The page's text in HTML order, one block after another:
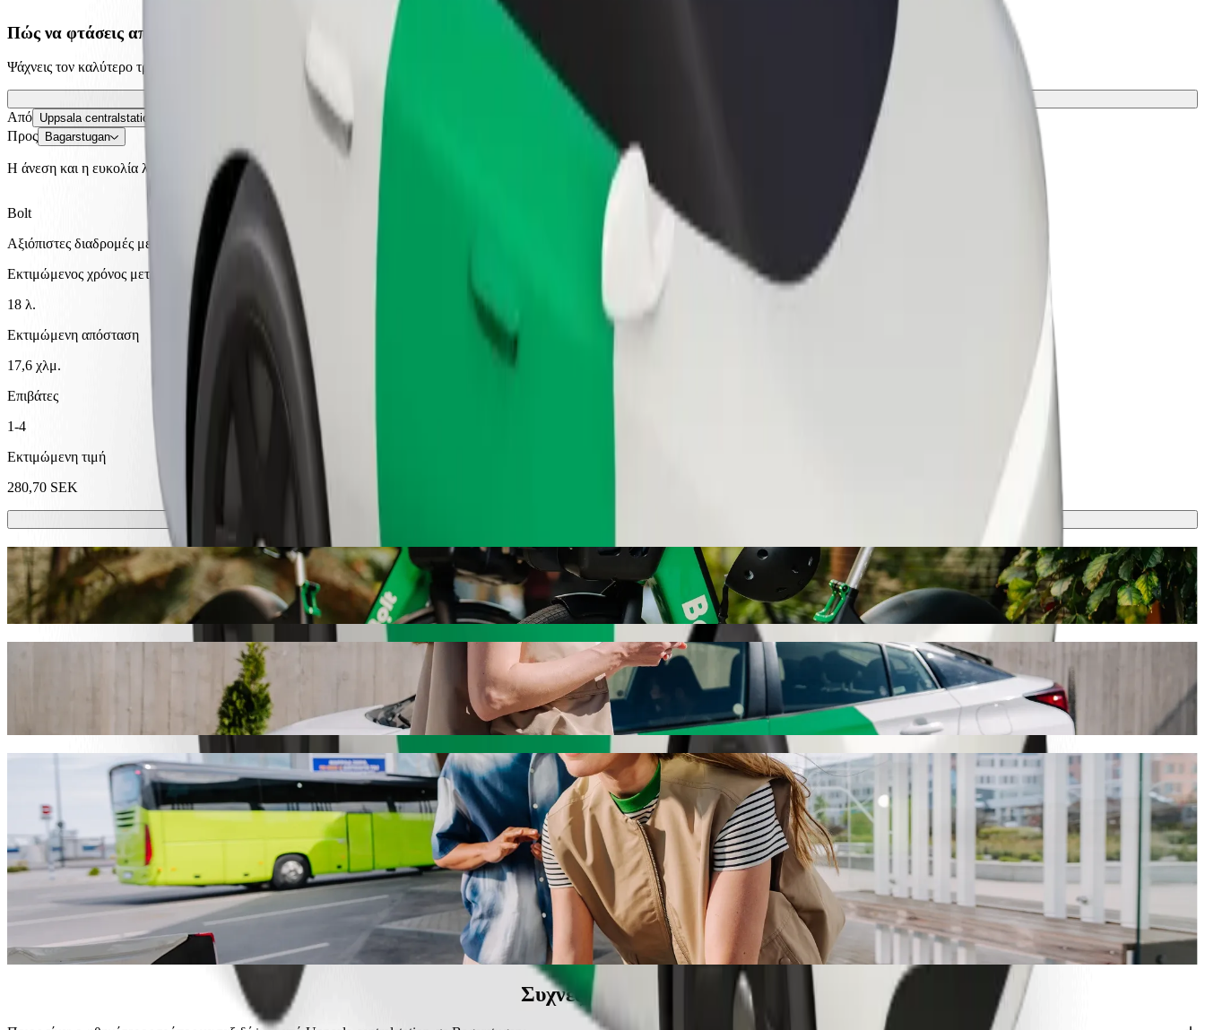
Πώς να φτάσεις από Uppsala centralstation σε Bagarstugan
Ψάχνεις τον καλύτερο τρόπο να φτάσεις από Uppsala centralstation σε Bagarstugan; Εξερεύνησε τις υπηρεσίες μας και βρες την ιδανική για το ταξίδι σου.
Αποκτήστε την εφαρμογή
Από Uppsala centralstation
Προς Bagarstugan
Η άνεση και η ευκολία λίγα κλικ μακριά!
Bolt
Αξιόπιστες διαδρομές με καθημερινά αυτοκίνητα μεσαίου μεγέθους.
Εκτιμώμενος χρόνος μετακίνησης
18 λ.
Εκτιμώμενη απόσταση
17,6 χλμ.
Επιβάτες
1-4
Εκτιμώμενη τιμή
280,70 SEK
Σκούτερ ή ηλεκτρικά ποδήλατα
Μετακινήσου στην Uppsala με Scooters ή E-bikes
Κατέβασε την εφαρμογή Bolt
Πήγαινε από Uppsala centralstation σε Bagarstugan με Bolt ride-hailing
Σου συνιστούμε να επιλέξεις τη Bolt ride-hailing αν ψάχνεις για την καλύτερη τιμή για να φτάσεις στο Bagarstugan. Με τη Bolt, αυτή η διαδρομή θα διαρκέσει περίπου 18 λ. και θα κοστίσει γύρω στα
280,70 SEK SEK. Όποια και αν είναι η περίσταση, θα βρούμε το ιδανικό όχημα για εσένα.
Υπηρεσίες Bolt για να φτάσεις από Uppsala centralstation σε Bagarstugan
Πολλές αποσκευές; Κάνε κράτηση στα XL φορτηγάκια μας για μέχρι 6 άτομα.
Θέλεις να φτάσεις με στιλ; Δοκίμασε τα premium αυτοκίνητα της Bolt.
Ταξιδεύεις με παιδιά; Παράγγειλε μια φιλική προς τα παιδιά διαδρομή με ανυψωτικό κάθισμα.
Το κατοικίδιό σου έρχεται μαζί; Δοκίμασε τις φιλικές προς τα κατοικίδια διαδρομές μας.
Χρειάζεσαι επιπλέον βοήθεια; Η κατηγορία assist προσφέρει οχήματα προσβάσιμα σε αναπηρικό αμαξίδιο (WAV).
Προσιτές διαδρομές; Απόλαυσε compact αυτοκίνητα σε χαμηλότερη τιμή με τη Bolt basic.
Κατέβασε την εφαρμογή Bolt
Συχνές ερωτήσεις